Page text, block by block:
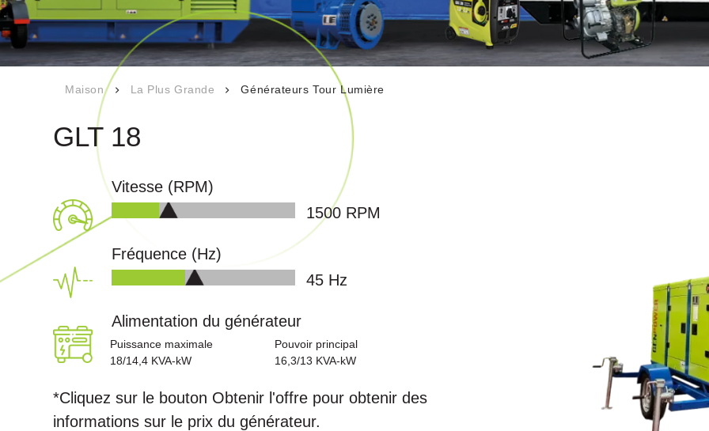
Carrière
Nos certificats de
qualité
Documents techniques
Maison La Plus Grande Générateurs Tour Lumière
GLT 18
Vitesse (RPM)
1500 RPM
Fréquence (Hz)
50 Hz
Alimentation du générateur
Puissance maximale
18/14,4KVA-kW
Pouvoir principal
16,3/13 KVA-kW
*Cliquez sur le bouton Obtenir l'offre pour obtenir des
informations sur le prix du générateur.